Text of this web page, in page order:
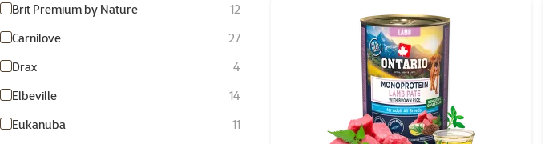
Brit Premium by Nature
12
Carnilove
27
Drax
4
Elbeville
14
Eukanuba
11